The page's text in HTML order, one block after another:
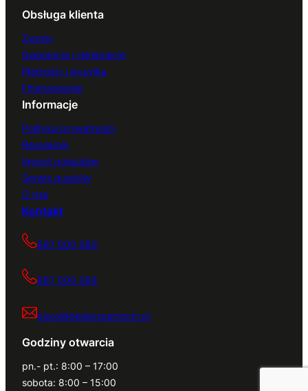
Obsługa klienta
Zwroty
Gwarancja i reklamacje
Płatności i wysyłka
Finansowanie
Informacje
Polityka prywatności
Regulamin
Import pojazdów
Serwis quadów
O nas
Kontakt
667 000 083
667 000 084
biuro@dealerszamocin.pl
Godziny otwarcia
pn.- pt.: 8:00 – 17:00
sobota: 8:00 – 15:00